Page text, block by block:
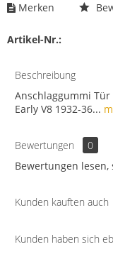
Merken
Artikel-Nr.:
Beschreibung
Anschlaggummi
Early V8 1932-36...
Bewertungen
0
Bewertungen
Kunden kauften auch
Kunden haben sich